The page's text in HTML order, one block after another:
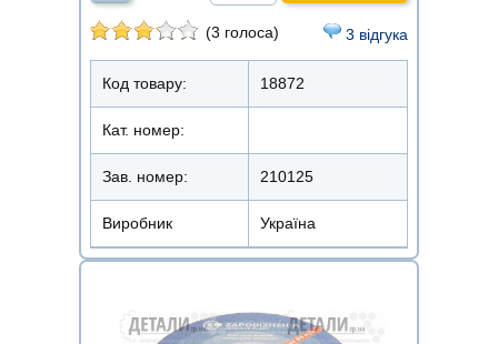
(3 голоса) 3 відгука
Код товару: 18872
Кат. номер:
Зав. номер: 210125
Виробник Україна